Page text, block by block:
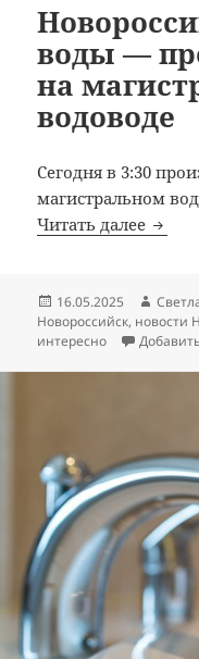
воды —
на
водоводе
Сегодня в 3:30
магистральном
Читать далее
Опубликовано
16.05.2025 Автор
Новороссийск, новости
интересно